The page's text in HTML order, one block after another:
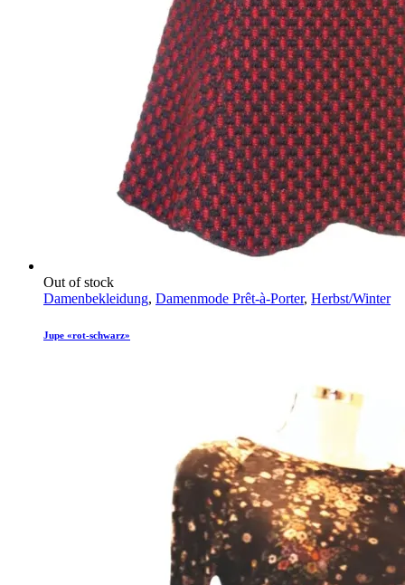
Out of stock
Damenbekleidung, Damenmode Prêt-à-Porter, Herbst/Winter
Jupe «rot-schwarz»